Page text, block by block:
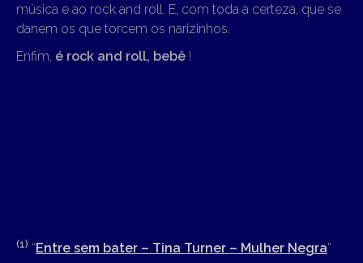
música e ao rock and roll. E, com toda a certeza, que se
danem os que torcem os narizinhos.
Enfim, é rock and roll, bebê !
(1) “Entre sem bater – Tina Turner – Mulher Negra”